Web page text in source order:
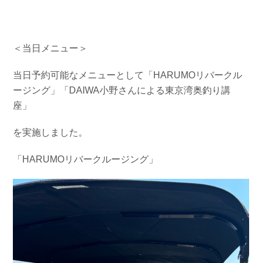
＜当日メニュー＞
当日予約可能なメニューとして「HARUMOリバークル
ージング」「DAIWA小野さんによる東京湾奥釣り講
座」
を実施しました。
「HARUMOリバークルージング」